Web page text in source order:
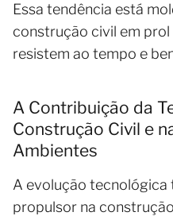
Essa tendência está
construção civil em
resistem ao tempo e
A Contribuição da
Construção Civil e
Ambientes
A evolução
propulsor na